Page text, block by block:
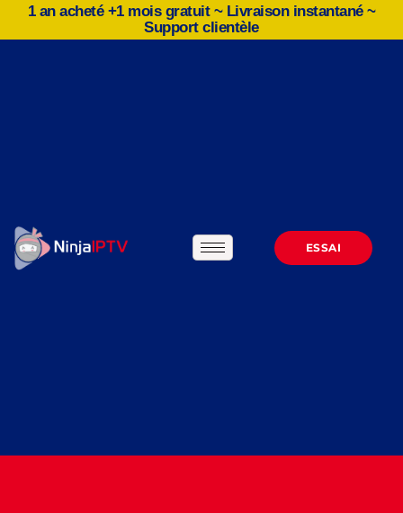
1 an acheté +1 mois gratuit ~ Livraison instantané ~
Support clientèle
ESSAI